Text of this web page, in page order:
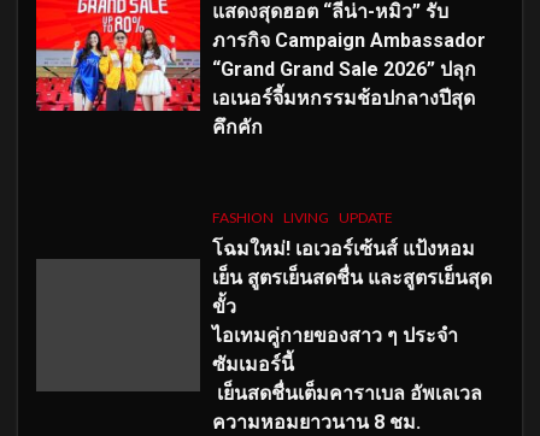
แสดงสุดฮอต “ลีน่า-หมิว” รับ
ภารกิจ Campaign Ambassador
“Grand Grand Sale 2026” ปลุก
เอเนอร์จี้มหกรรมช้อปกลางปีสุด
คึกคัก
FASHION LIVING UPDATE
โฉมใหม่! เอเวอร์เซ้นส์ แป้งหอม
เย็น สูตรเย็นสดชื่น และสูตรเย็นสุด
ขั้ว
ไอเทมคู่กายของสาว ๆ ประจำ
ซัมเมอร์นี้
เย็นสดชื่นเต็มคาราเบล อัพเลเวล
ความหอมยาวนาน 8 ชม.